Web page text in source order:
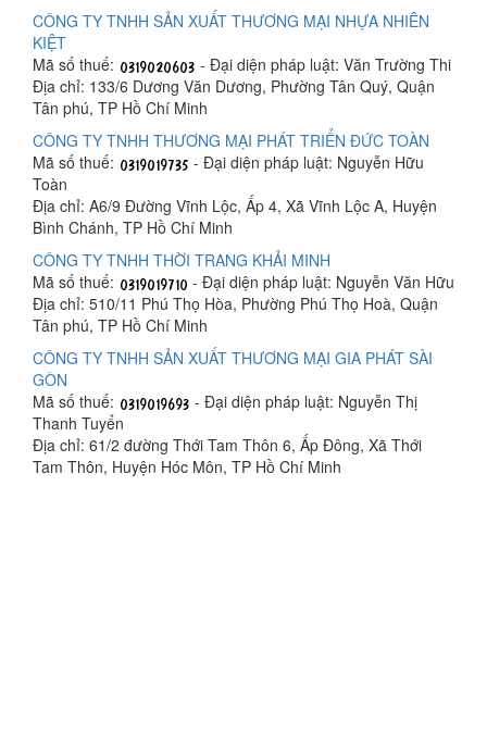
CÔNG TY TNHH SẢN XUẤT THƯƠNG MẠI NHỰA NHIÊN
KIỆT
Mã số thuế:
- Đại diện pháp luật: Văn Trường Thi
Địa chỉ: 133/6 Dương Văn Dương, Phường Tân Quý, Quận
Tân phú, TP Hồ Chí Minh
CÔNG TY TNHH THƯƠNG MẠI PHÁT TRIỂN ĐỨC TOÀN
Mã số thuế:
- Đại diện pháp luật: Nguyễn Hữu
Toàn
Địa chỉ: A6/9 Đường Vĩnh Lộc, Ấp 4, Xã Vĩnh Lộc A, Huyện
Bình Chánh, TP Hồ Chí Minh
CÔNG TY TNHH THỜI TRANG KHẢI MINH
Mã số thuế:
- Đại diện pháp luật: Nguyễn Văn Hữu
Địa chỉ: 510/11 Phú Thọ Hòa, Phường Phú Thọ Hoà, Quận
Tân phú, TP Hồ Chí Minh
CÔNG TY TNHH SẢN XUẤT THƯƠNG MẠI GIA PHÁT SÀI
GÒN
Mã số thuế:
- Đại diện pháp luật: Nguyễn Thị
Thanh Tuyển
Địa chỉ: 61/2 đường Thới Tam Thôn 6, Ấp Đông, Xã Thới
Tam Thôn, Huyện Hóc Môn, TP Hồ Chí Minh